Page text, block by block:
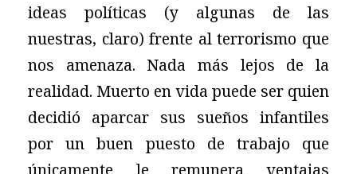
ideas políticas (y algunas de las
nuestras, claro) frente al terrorismo que
nos amenaza. Nada más lejos de la
realidad. Muerto en vida puede ser quien
decidió aparcar sus sueños infantiles
por un buen puesto de trabajo que
únicamente le remunera ventajas